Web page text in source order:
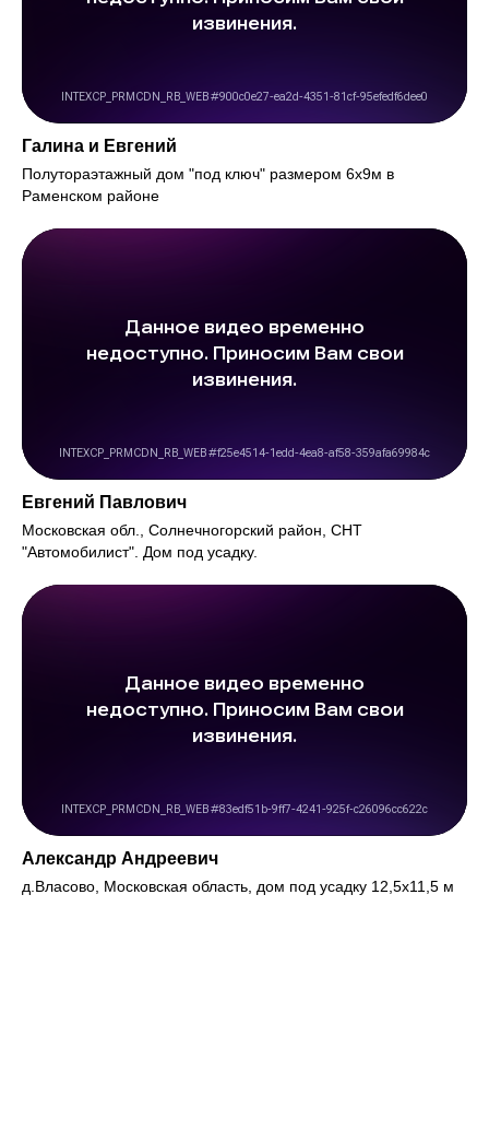
Галина и Евгений
Полутораэтажный дом "под ключ" размером 6х9м в
Раменском районе
Евгений Павлович
Московская обл., Солнечногорский район, СНТ
"Автомобилист". Дом под усадку.
Александр Андреевич
д.Власово, Московская область, дом под усадку 12,5х11,5 м